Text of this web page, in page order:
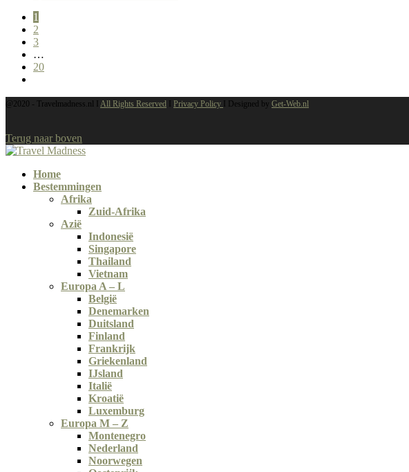
1
2
3
…
20
@2020 - Travelmadness.nl I All Rights Reserved I Privacy Policy I Designed by Get-Web.nl
Terug naar boven
Home
Bestemmingen
Afrika
Zuid-Afrika
Azië
Indonesië
Singapore
Thailand
Vietnam
Europa A – L
België
Denemarken
Duitsland
Finland
Frankrijk
Griekenland
IJsland
Italië
Kroatië
Luxemburg
Europa M – Z
Montenegro
Nederland
Noorwegen